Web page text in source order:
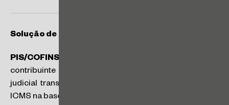
Solução de Consulta da Receita Federal
PIS/COFINS – Exclusão do ICMS negada:
contribuinte que tenha tido em seu desfavor decisão
judicial transitada em julgado no sentido de manter o
ICMS na base de cálculo do PIS/COFINS, anteriormente